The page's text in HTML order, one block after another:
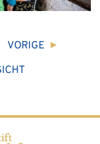
VORIGE